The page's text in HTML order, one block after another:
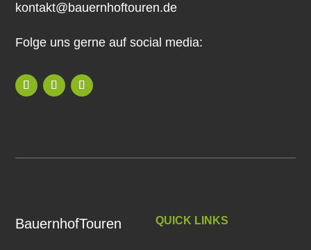
kontakt@bauernhoftouren.de
Folge uns gerne auf social media:
BauernhofTouren QUICK LINKS